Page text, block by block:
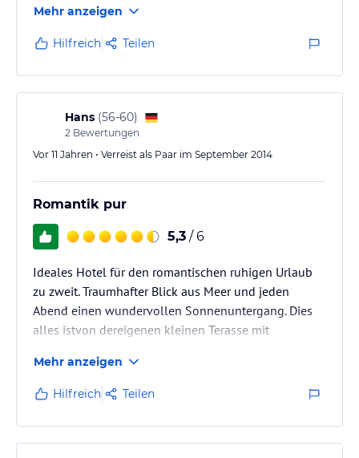
Mehr anzeigen
Hilfreich Teilen
Hans (56-60)
2 Bewertungen
Vor 11 Jahren • Verreist als Paar im September 2014
Romantik pur
5,3 / 6
Ideales Hotel für den romantischen ruhigen Urlaub
zu zweit. Traumhafter Blick aus Meer und jeden
Abend einen wundervollen Sonnenuntergang. Dies
alles istvon dereigenen kleinen Terasse mit
Mehr anzeigen
Hilfreich Teilen